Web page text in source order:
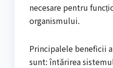
necesare pentru
organismului.
Principalele beneficii
sunt: întărirea